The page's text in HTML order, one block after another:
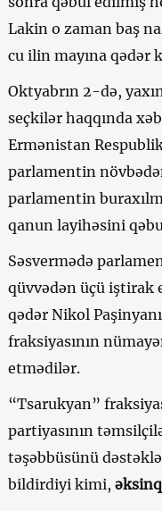
Lakin o zaman baş
cu ilin mayına qədər
Oktyabrın 2-də,
seçkilər haqqında
Ermənistan
parlamentin
parlamentin
qanun layihəsini
Səsvermədə
qüvvədən üçü iştirak
qədər Nikol
fraksiyasının
etmədilər.
“Tsarukyan”
partiyasının
təşəbbüsünü
bildirdiyi kimi,